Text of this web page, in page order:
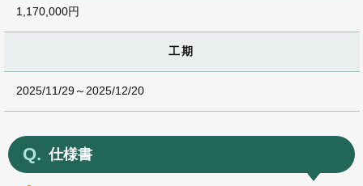
1,170,000円
工期
2025/11/29～2025/12/20
仕様書